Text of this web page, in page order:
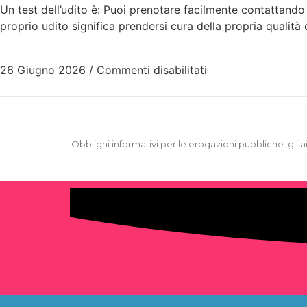
Un test dell’udito è: Puoi prenotare facilmente
proprio udito significa prendersi cura della propria qualità
26 Giugno 2026 / Commenti disabilitati
Obblighi informativi per le erogazioni pubbliche: gli